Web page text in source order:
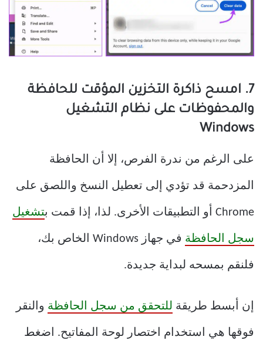
7. امسح ذاكرة التخزين المؤقت للحافظة
والمحفوظات على نظام التشغيل
Windows
على الرغم من ندرة الفرص، إلا أن الحافظة
المزدحمة قد تؤدي إلى تعطيل النسخ واللصق على
Chrome أو التطبيقات الأخرى. لذا، إذا قمت ب تشغيل
سجل الحافظة في جهاز Windows الخاص بك،
فلنقم بمسحه لبداية جديدة.
إن أبسط طريقة للتحقق من سجل الحافظة والنقر
فوقها هي استخدام اختصار لوحة المفاتيح. اضغط